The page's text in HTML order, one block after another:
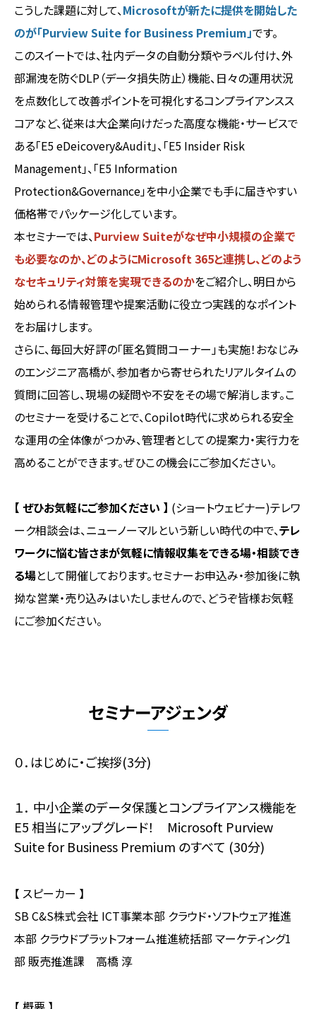
こうした課題に対して、Microsoftが新たに提供を開始した
のが「Purview Suite for Business Premium」です。
このスイートでは、社内データの自動分類やラベル付け、外
部漏洩を防ぐDLP（データ損失防止）機能、日々の運用状況
を点数化して改善ポイントを可視化するコンプライアンスス
コアなど、従来は大企業向けだった高度な機能・サービスで
ある「E5 eDeicovery&Audit」、「E5 Insider Risk
Management」、「E5 Information
Protection&Governance」を中小企業でも手に届きやすい
価格帯でパッケージ化しています。
本セミナーでは、Purview Suiteがなぜ中小規模の企業で
も必要なのか、どのようにMicrosoft 365と連携し、どのよう
なセキュリティ対策を実現できるのかをご紹介し、明日から
始められる情報管理や提案活動に役立つ実践的なポイント
をお届けします。
さらに、毎回大好評の「匿名質問コーナー」も実施！おなじみ
のエンジニア高橋が、参加者から寄せられたリアルタイムの
質問に回答し、現場の疑問や不安をその場で解消します。こ
のセミナーを受けることで、Copilot時代に求められる安全
な運用の全体像がつかみ、管理者としての提案力・実行力を
高めることができます。ぜひこの機会にご参加ください。
【 ぜひお気軽にご参加ください 】 (ショートウェビナー)テレワ
ーク相談会は、ニューノーマルという新しい時代の中で、テレ
ワークに悩む皆さまが気軽に情報収集をできる場・相談でき
る場として開催しております。セミナーお申込み・参加後に執
拗な営業・売り込みはいたしませんので、どうぞ皆様お気軽
にご参加ください。
セミナーアジェンダ
０．はじめに・ご挨拶(3分)
１． 中小企業のデータ保護とコンプライアンス機能を
E5 相当にアップグレード！ Microsoft Purview
Suite for Business Premium のすべて (30分)
【 スピーカー 】
SB C&S株式会社 ICT事業本部 クラウド・ソフトウェア推進
本部 クラウドプラットフォーム推進統括部 マーケティング1
部 販売推進課 高橋 淳